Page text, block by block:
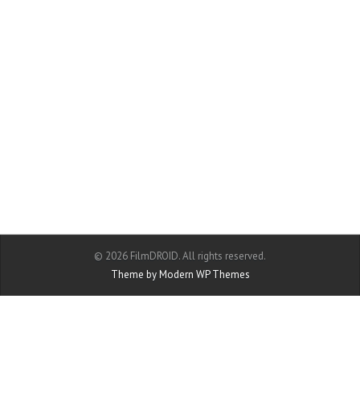
© 2026 FilmDROID. All rights reserved.
Theme by Modern WP Themes